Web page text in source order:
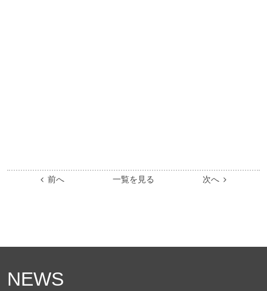
前へ 一覧を見る 次へ
NEWS